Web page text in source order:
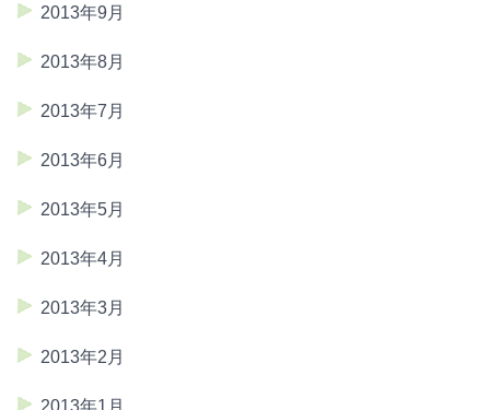
2013年9月
2013年8月
2013年7月
2013年6月
2013年5月
2013年4月
2013年3月
2013年2月
2013年1月